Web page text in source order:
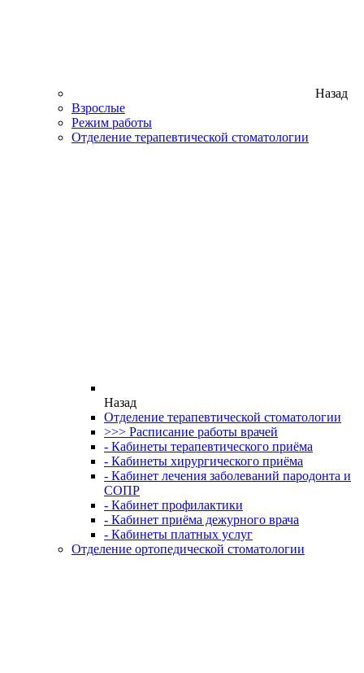
Назад
Взрослые
Режим работы
Отделение терапевтической стоматологии
Назад
Отделение терапевтической стоматологии
>>> Расписание работы врачей
- Кабинеты терапевтического приёма
- Кабинеты хирургического приёма
- Кабинет лечения заболеваний пародонта и
СОПР
- Кабинет профилактики
- Кабинет приёма дежурного врача
- Кабинеты платных услуг
Отделение ортопедической стоматологии